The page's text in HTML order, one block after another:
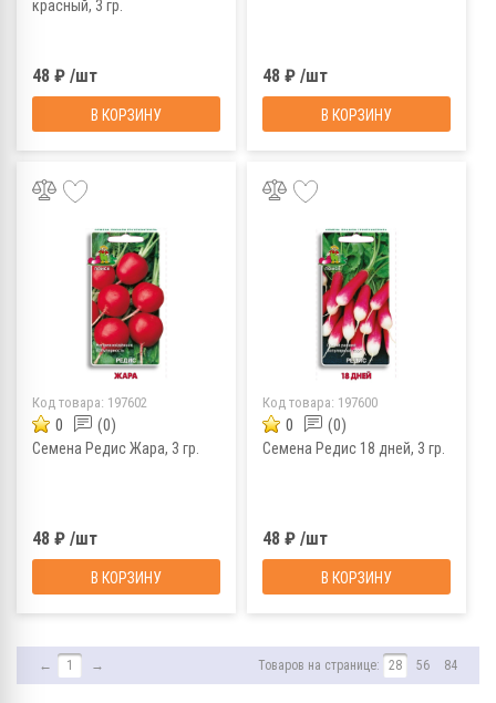
красный, 3 гр.
48 ₽ /шт
В КОРЗИНУ
48 ₽ /шт
В КОРЗИНУ
Код товара: 197602
0 (0)
Семена Редис Жара, 3 гр.
48 ₽ /шт
В КОРЗИНУ
Код товара: 197600
0 (0)
Семена Редис 18 дней, 3 гр.
48 ₽ /шт
В КОРЗИНУ
← 1 → Товаров на странице: 28 56 84